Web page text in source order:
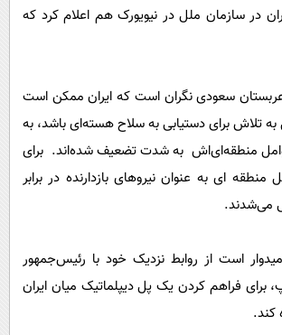
در سازمان ملل در نیویورک هم اعلام کرد که
سعودی نگران است که ایران ممکن است
به تلاش برای دستیابی به سلاح هسته‌ای باشد، به
منطقه‌ای‌اش به شدت تضعیف شده‌اند. برای
ای به عنوان نیروهای بازدارنده در برابر
می‌شدند.
است از روابط نزدیک خود با رئیس‌جمهور
برای فراهم کردن یک پل دیپلماتیک میان ایران
کند.